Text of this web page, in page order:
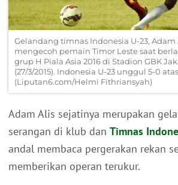
Gelandang timnas Indonesia U-23, Adam
mengecoh pemain Timor Leste saat
grup H Piala Asia 2016 di Stadion GBK
(27/3/2015). Indonesia U-23 unggul 5-0
(Liputan6.com/Helmi Fithriansyah)
Adam Alis sejatinya merupakan
serangan di klub dan Timnas
andal membaca pergerakan rekan
memberikan operan terukur.